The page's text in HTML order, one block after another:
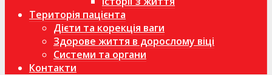
Територія пацієнта
Дієти та корекція ваги
Здорове життя в дорослому віці
Системи та органи
Контакти